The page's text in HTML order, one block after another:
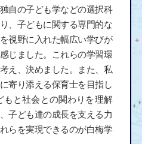
自の子ども学などの選択科
、子どもに関する専門的な
視野に入れた幅広い学びが
じました。これらの学習環
え、決めました。また、私
寄り添える保育士を目指し
と社会との関わりを理解
子ども達の成長を支える力
らを実現できるのが白梅学